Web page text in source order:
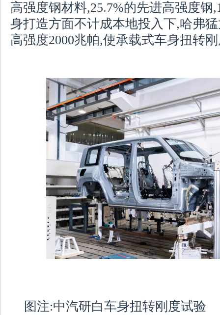
高强度钢材料,25.7%的先进高强度钢
身打造方面不计成本地投入下,哈弗
高强度2000兆帕,使承载式车身扭转
图注:中汽研白车身扭转刚度试验